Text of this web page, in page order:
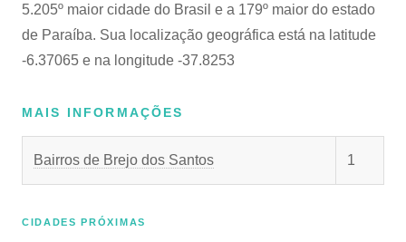
5.205º maior cidade do Brasil e a 179º maior do estado
de Paraíba. Sua localização geográfica está na latitude
-6.37065 e na longitude -37.8253
MAIS INFORMAÇÕES
Bairros de Brejo dos Santos 1
CIDADES PRÓXIMAS